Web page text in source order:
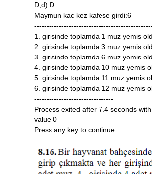
D,d):D
Maymun kac kez kafese girdi:6
1. girisinde toplamda 1 muz yemis
2. girisinde toplamda 3 muz yemis
3. girisinde toplamda 6 muz yemis
4. girisinde toplamda 10 muz yemis
5. girisinde toplamda 11 muz yemis
6. girisinde toplamda 12 muz yemis
--------------------------------
Process exited after 7.4 seconds
value 0
Press any key to continue . . .